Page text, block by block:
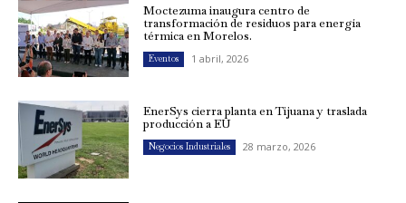
Moctezuma inaugura centro de
transformación de residuos para energía
térmica en Morelos.
Eventos 1 abril, 2026
EnerSys cierra planta en Tijuana y traslada
producción a EU
Negocios Industriales 28 marzo, 2026